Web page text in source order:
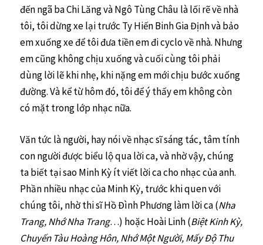
đến ngã ba Chi Lăng và Ngô Tùng Châu là lối rẽ về nhà
tôi, tôi dừng xe lại trước Ty Hiến Binh Gia Định và bảo
em xuống xe để tôi đưa tiền em đi cyclo về nhà. Nhưng
em cũng không chịu xuống và cuối cùng tôi phải
dùng lời lẽ khi nhẹ, khi nặng em mới chịu bước xuống
đường. Và kể từ hôm đó, tôi để ý thấy em không còn
có mặt trong lớp nhạc nữa.
Văn tức là người, hay nói về nhạc sĩ sáng tác, tâm tính
con người được biểu lộ qua lời ca, và nhờ vậy, chúng
ta biết tại sao Minh Kỳ ít viết lời ca cho nhạc của anh.
Phần nhiều nhạc của Minh Kỳ, trước khi quen với
chúng tôi, nhờ thi sĩ Hồ Đình Phương làm lời ca (Nha
Trang, Nhớ Nha Trang…) hoặc Hoài Linh (Biệt Kinh Kỳ,
Chuyến Tàu Hoàng Hôn, Nhớ Một Người, Mấy Độ Thu